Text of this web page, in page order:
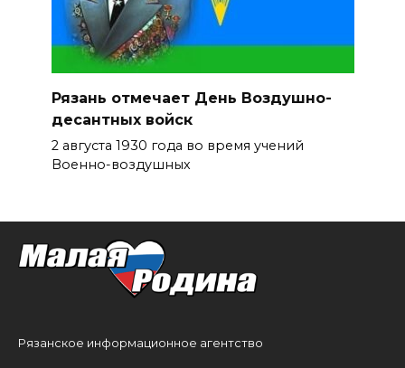
Рязань отмечает День Воздушно-
десантных войск
2 августа 1930 года во время учений
Военно-воздушных
Рязанское информационное агентство